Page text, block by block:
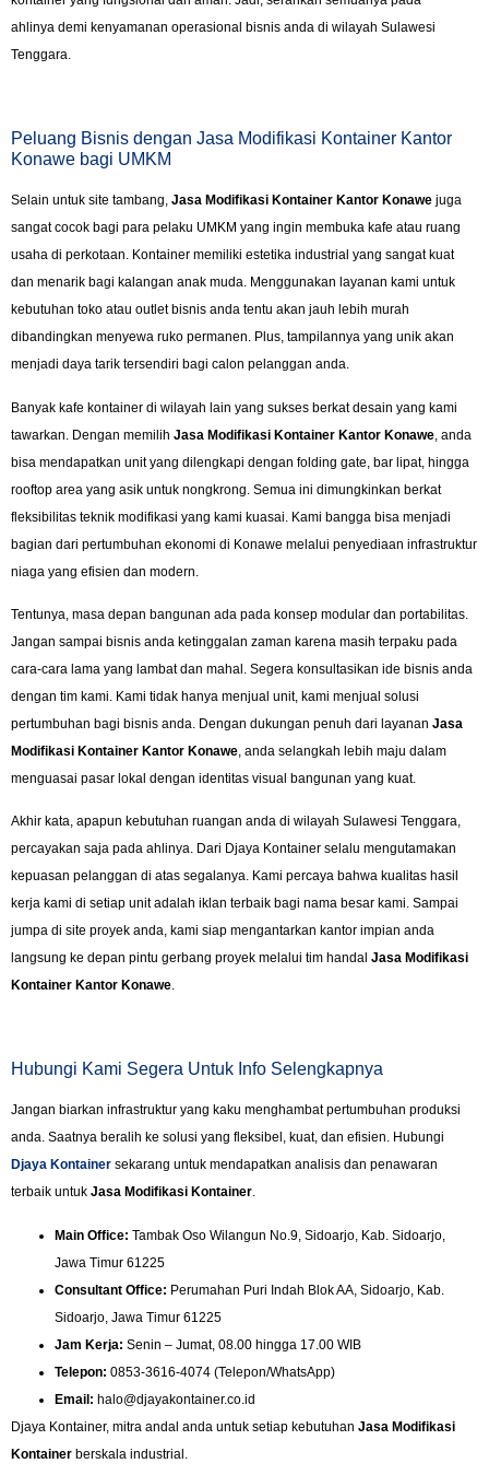
ahlinya demi kenyamanan operasional bisnis anda di wilayah Sulawesi
Tenggara.
Peluang Bisnis dengan Jasa Modifikasi Kontainer Kantor
Konawe bagi UMKM
Selain untuk site tambang, Jasa Modifikasi Kontainer Kantor Konawe juga
sangat cocok bagi para pelaku UMKM yang ingin membuka kafe atau ruang
usaha di perkotaan. Kontainer memiliki estetika industrial yang sangat kuat
dan menarik bagi kalangan anak muda. Menggunakan layanan kami untuk
kebutuhan toko atau outlet bisnis anda tentu akan jauh lebih murah
dibandingkan menyewa ruko permanen. Plus, tampilannya yang unik akan
menjadi daya tarik tersendiri bagi calon pelanggan anda.
Banyak kafe kontainer di wilayah lain yang sukses berkat desain yang kami
tawarkan. Dengan memilih Jasa Modifikasi Kontainer Kantor Konawe , anda
bisa mendapatkan unit yang dilengkapi dengan folding gate, bar lipat, hingga
rooftop area yang asik untuk nongkrong. Semua ini dimungkinkan berkat
fleksibilitas teknik modifikasi yang kami kuasai. Kami bangga bisa menjadi
bagian dari pertumbuhan ekonomi di Konawe melalui penyediaan infrastruktur
niaga yang efisien dan modern.
Tentunya, masa depan bangunan ada pada konsep modular dan portabilitas.
Jangan sampai bisnis anda ketinggalan zaman karena masih terpaku pada
cara-cara lama yang lambat dan mahal. Segera konsultasikan ide bisnis anda
dengan tim kami. Kami tidak hanya menjual unit, kami menjual solusi
pertumbuhan bagi bisnis anda. Dengan dukungan penuh dari layanan Jasa
Modifikasi Kontainer Kantor Konawe, anda selangkah lebih maju dalam
menguasai pasar lokal dengan identitas visual bangunan yang kuat.
Akhir kata, apapun kebutuhan ruangan anda di wilayah Sulawesi Tenggara,
percayakan saja pada ahlinya. Dari Djaya Kontainer selalu mengutamakan
kepuasan pelanggan di atas segalanya. Kami percaya bahwa kualitas hasil
kerja kami di setiap unit adalah iklan terbaik bagi nama besar kami. Sampai
jumpa di site proyek anda, kami siap mengantarkan kantor impian anda
langsung ke depan pintu gerbang proyek melalui tim handal Jasa Modifikasi
Kontainer Kantor Konawe.
Hubungi Kami Segera Untuk Info Selengkapnya
Jangan biarkan infrastruktur yang kaku menghambat pertumbuhan produksi
anda. Saatnya beralih ke solusi yang fleksibel, kuat, dan efisien. Hubungi
Djaya Kontainer sekarang untuk mendapatkan analisis dan penawaran
terbaik untuk Jasa Modifikasi Kontainer.
Main Office: Tambak Oso Wilangun No.9, Sidoarjo, Kab. Sidoarjo,
Jawa Timur 61225
Consultant Office: Perumahan Puri Indah Blok AA, Sidoarjo, Kab.
Sidoarjo, Jawa Timur 61225
Jam Kerja: Senin – Jumat, 08.00 hingga 17.00 WIB
Telepon: 0853-3616-4074 (Telepon/WhatsApp)
Email: halo@djayakontainer.co.id
Djaya Kontainer, mitra andal anda untuk setiap kebutuhan Jasa Modifikasi
Kontainer berskala industrial.